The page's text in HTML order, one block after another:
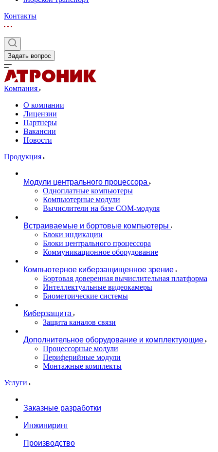
Контакты
Задать вопрос
Компания
О компании
Лицензии
Партнеры
Вакансии
Новости
Продукция
Модули центрального процессора
Одноплатные компьютеры
Компьютерные модули
Вычислители на базе COM-модуля
Встраиваемые и бортовые компьютеры
Блоки индикации
Блоки центрального процессора
Коммуникационное оборудование
Компьютерное киберзащищенное зрение
Бортовая доверенная вычислительная платформа
Интеллектуальные видеокамеры
Биометрические системы
Киберзащита
Защита каналов связи
Дополнительное оборудование и комплектующие
Процессорные модули
Периферийные модули
Монтажные комплекты
Услуги
Заказные разработки
Инжиниринг
Производство